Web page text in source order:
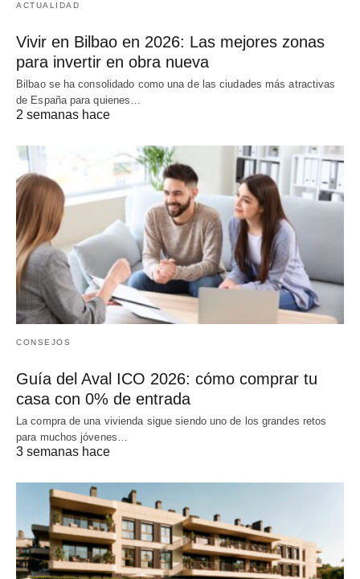
ACTUALIDAD
Vivir en Bilbao en 2026: Las mejores zonas
para invertir en obra nueva
Bilbao se ha consolidado como una de las ciudades más atractivas
de España para quienes…
2 semanas hace
CONSEJOS
Guía del Aval ICO 2026: cómo comprar tu
casa con 0% de entrada
La compra de una vivienda sigue siendo uno de los grandes retos
para muchos jóvenes…
3 semanas hace